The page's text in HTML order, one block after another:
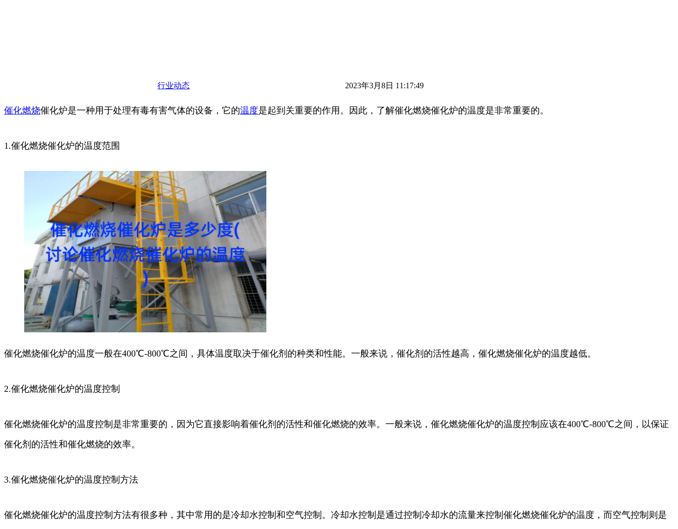
行业动态 2023年3月8日 11:17:49
催化燃烧催化炉是一种用于处理有毒有害气体的设备，它的温度是起到关重要的作用。因此，了解催化燃烧催化炉的温度是非常重要的。
1.催化燃烧催化炉的温度范围
催化燃烧催化炉的温度一般在400℃-800℃之间，具体温度取决于催化剂的种类和性能。一般来说，催化剂的活性越高，催化燃烧催化炉的温度越低。
2.催化燃烧催化炉的温度控制
催化燃烧催化炉的温度控制是非常重要的，因为它直接影响着催化剂的活性和催化燃烧的效率。一般来说，催化燃烧催化炉的温度控制应该在400℃-800℃之间，以保证
催化剂的活性和催化燃烧的效率。
3.催化燃烧催化炉的温度控制方法
催化燃烧催化炉的温度控制方法有很多种，其中常用的是冷却水控制和空气控制。冷却水控制是通过控制冷却水的流量来控制催化燃烧催化炉的温度，而空气控制则是